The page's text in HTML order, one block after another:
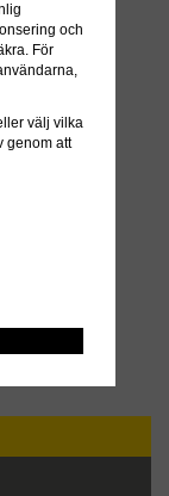
och
För
välj vilka
genom att